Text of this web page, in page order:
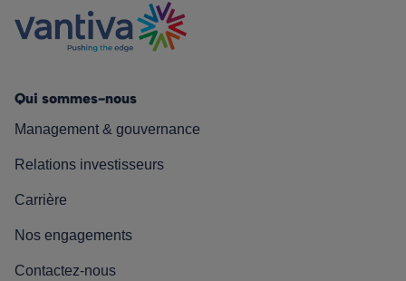
Qui sommes-nous
Management & gouvernance
Relations investisseurs
Carrière
Nos engagements
Contactez-nous